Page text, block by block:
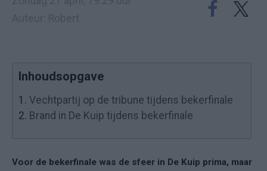
Inhoudsopgave
1. Vechtpartij op de tribune tijdens bekerfinale
2. Brand in De Kuip tijdens bekerfinale
Voor de bekerfinale was de sfeer in De Kuip prima, maar